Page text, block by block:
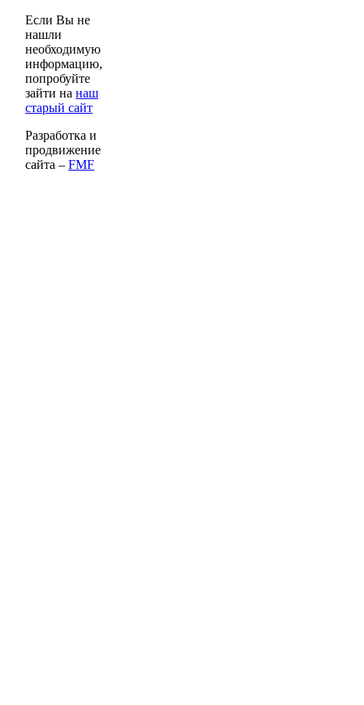
Если Вы не
нашли
необходимую
информацию,
попробуйте
зайти на наш
старый сайт
Разработка и
продвижение
сайта – FMF